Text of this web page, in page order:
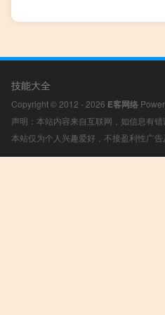
技能大全
Copyright © 2012 - 2026 E客网络
声明：本站内容来自互联网，如信息有
本站仅为个人兴趣爱好，不接盈利性广